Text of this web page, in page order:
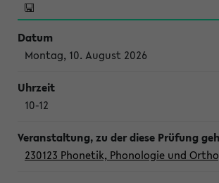
Montag, 10. August 2026
10-12
230123 Phonetik, Phonologie und